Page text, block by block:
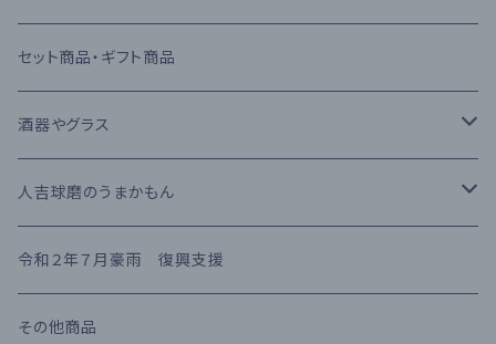
リキュール
果実酒
梅酒
熊本県産 日本酒
常楽酒造
繊月酒造
高田酒造場
高橋酒造
堤酒造
リッチタイプ
キャラクタータイプ
常圧蒸留法
樽熟成
長期熟成古酒 3年以上
長期熟成古酒 10年以上
受賞酒
日本酒
吟醸酒
芋焼酎
麦焼酎
ウイスキー
セット商品・ギフト商品
酒器やグラス
RIEDEL
KIHARA
人吉球磨のうまかもん
お茶・飲み物
味噌・醤油・調味料
令和２年７月豪雨 復興支援
その他商品